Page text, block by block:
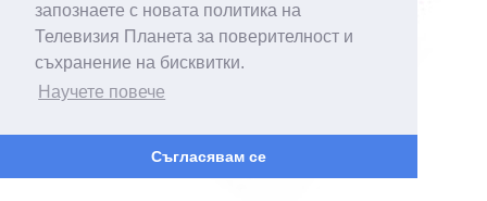
запознаете с новата политика на
Телевизия Планета за поверителност и
съхранение на бисквитки.
Научете повече
Съгласявам се